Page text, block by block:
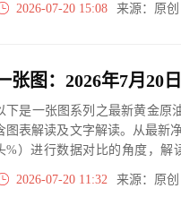
2026-07-20 15:08 来源：原
下是一张图系列之最新黄金原
图表解读及文字解读。从最新
%）进行数据对比的角度，解
大、净多头减小、净空头无变
实际数据对比结果对应展示其中
2026-07-20 11:32 来源：原